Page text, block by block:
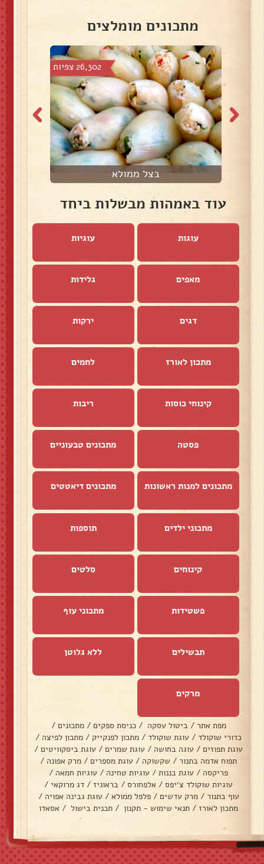
מתכונים מומלצים
26,302 צפיות
בצל ממולא
עוד באמהות מבשלות ביחד
עוגות עוגיות
מאפים גלידות
דגים ירקות
מתכון לאורז לחמים
קינוחי כוסות ריבות
פסטה מתכונים טבעוניים
מתכונים למנות ראשונות מתכונים דיאטטים
מתכוני ילדים תוספות
קינוחים סלטים
פשטידות מתכוני עוף
תבשילים ללא גלוטן
מרקים
מפת אתר / ביטול עסקה / כניסת ספקים / מתכונים /
כדורי שוקולד / עוגת שוקולד / מתכון לפנקייק / מתכון לפיצה /
עוגת תפוזים / עוגה בחושה / עוגת שמרים / עוגת ביסקוויטים /
תפוח אדמה בתנור / שקשוקה / עוגת מספרים / מרק אפונה /
פריקסה / עוגת בננות / עוגיות טחינה / עוגיות חמאה /
עוגיות שוקולד צ׳יפס / אלפחורס / בראוניז / דג מרוקאי /
עוף בתנור / מרק עדשים / פלפל ממולא / עוגת גבינה אפויה /
מתכון לאורז / תנאי שימוש - תקנון / תכנית בישול / אסאדו